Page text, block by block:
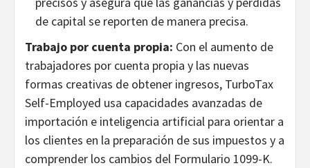
de capital se reporten de manera precisa.
Trabajo por cuenta propia: Con el aumento de
trabajadores por cuenta propia y las nuevas
formas creativas de obtener ingresos, TurboTax
Self-Employed usa capacidades avanzadas de
importación e inteligencia artificial para orientar a
los clientes en la preparación de sus impuestos y a
comprender los cambios del Formulario 1099-K.